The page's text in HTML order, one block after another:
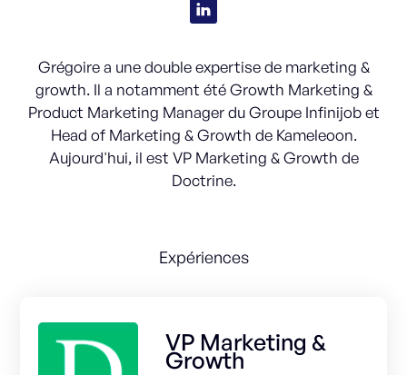
Grégoire a une double expertise de marketing &
growth. Il a notamment été Growth Marketing &
Product Marketing Manager du Groupe Infinijob et
Head of Marketing & Growth de Kameleoon.
Aujourd'hui, il est VP Marketing & Growth de
Doctrine.
Expériences
VP Marketing &
Growth